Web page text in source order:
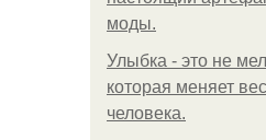
моды.
Улыбка - это не
которая меняет
человека.